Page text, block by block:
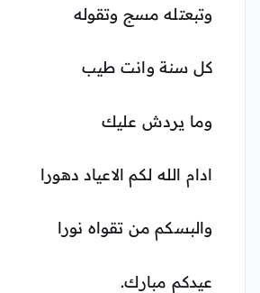
وتبعتله مسج وتقوله
كل سنة وانت طيب
وما يردش عليك
ادام الله لكم الاعياد دهورا
والبسكم من تقواه نورا
عيدكم مبارك.